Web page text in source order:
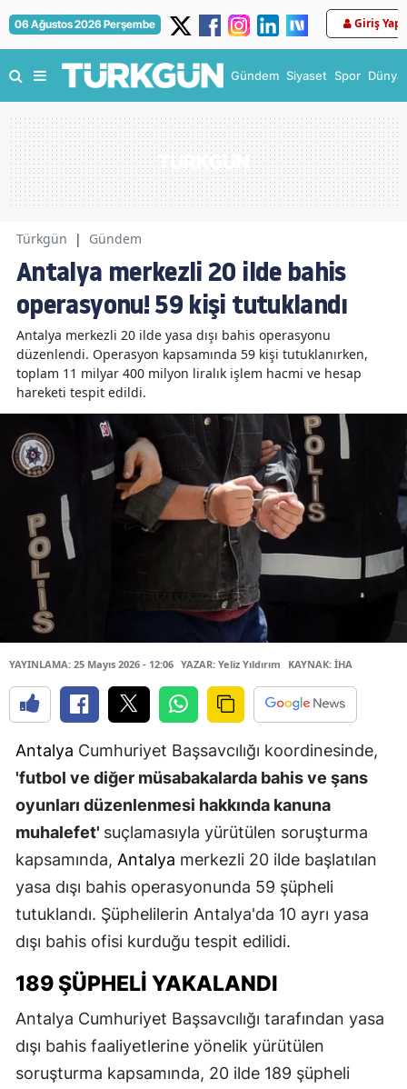
06 Ağustos 2026 Perşembe Giriş Yap
Gündem Siyaset Spor Dünya
Türkgün | Gündem
Antalya merkezli 20 ilde bahis
operasyonu! 59 kişi tutuklandı
Antalya merkezli 20 ilde yasa dışı bahis operasyonu
düzenlendi. Operasyon kapsamında 59 kişi tutuklanırken,
toplam 11 milyar 400 milyon liralık işlem hacmi ve hesap
hareketi tespit edildi.
YAYINLAMA: 25 Mayıs 2026 - 12:06 YAZAR: Yeliz Yıldırım KAYNAK: İHA
Antalya Cumhuriyet Başsavcılığı koordinesinde,
'futbol ve diğer müsabakalarda bahis ve şans
oyunları düzenlenmesi hakkında kanuna
muhalefet' suçlamasıyla yürütülen soruşturma
kapsamında, Antalya merkezli 20 ilde başlatılan
yasa dışı bahis operasyonunda 59 şüpheli
tutuklandı. Şüphelilerin Antalya'da 10 ayrı yasa
dışı bahis ofisi kurduğu tespit edilidi.
189 ŞÜPHELİ YAKALANDI
Antalya Cumhuriyet Başsavcılığı tarafından yasa
dışı bahis faaliyetlerine yönelik yürütülen
soruşturma kapsamında, 20 ilde 189 şüpheli